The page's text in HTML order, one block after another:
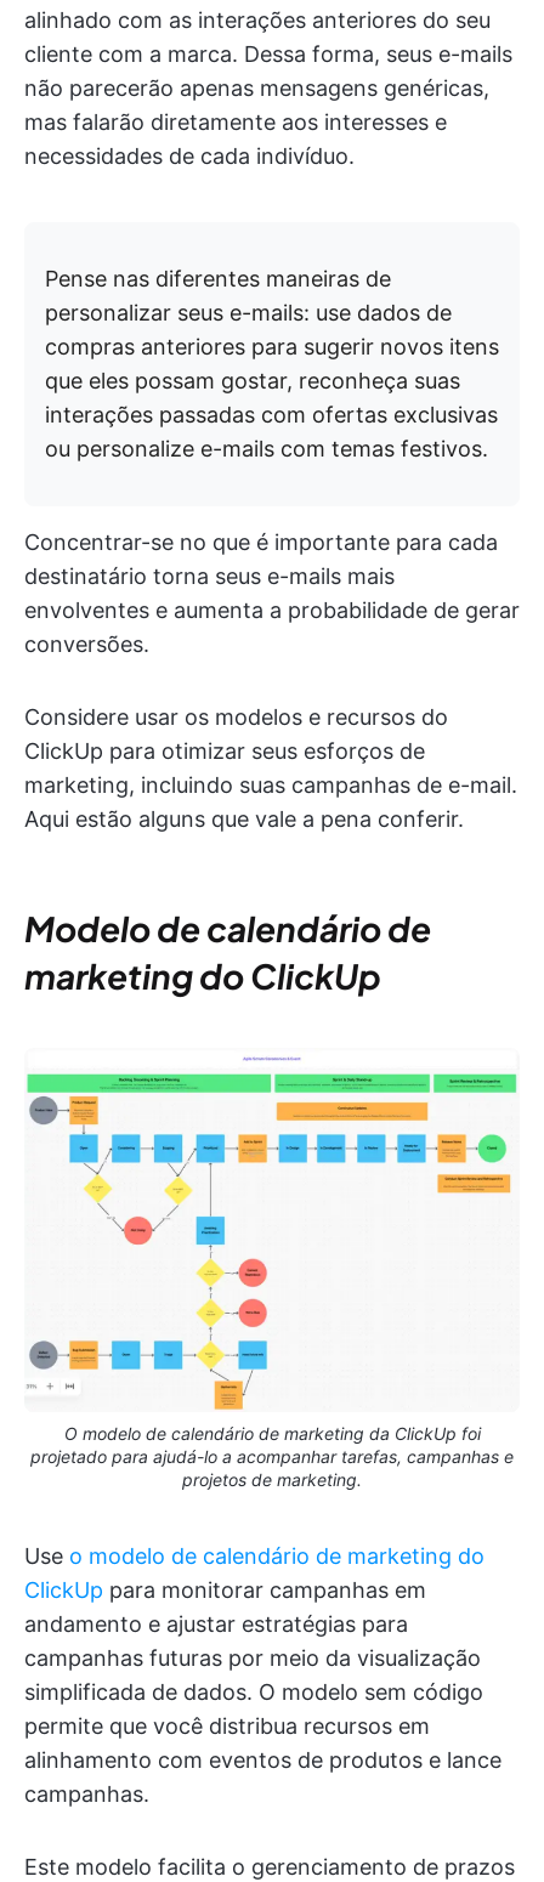
alinhado com as interações anteriores do seu
cliente com a marca. Dessa forma, seus e-mails
não parecerão apenas mensagens genéricas,
mas falarão diretamente aos interesses e
necessidades de cada indivíduo.
Pense nas diferentes maneiras de
personalizar seus e-mails: use dados de
compras anteriores para sugerir novos itens
que eles possam gostar, reconheça suas
interações passadas com ofertas exclusivas
ou personalize e-mails com temas festivos.
Concentrar-se no que é importante para cada
destinatário torna seus e-mails mais
envolventes e aumenta a probabilidade de gerar
conversões.
Considere usar os modelos e recursos do
ClickUp para otimizar seus esforços de
marketing, incluindo suas campanhas de e-mail.
Aqui estão alguns que vale a pena conferir.
Modelo de calendário de
marketing do ClickUp
O modelo de calendário de marketing da ClickUp foi
projetado para ajudá-lo a acompanhar tarefas, campanhas e
projetos de marketing.
Use o modelo de calendário de marketing do
ClickUp para monitorar campanhas em
andamento e ajustar estratégias para
campanhas futuras por meio da visualização
simplificada de dados. O modelo sem código
permite que você distribua recursos em
alinhamento com eventos de produtos e lance
campanhas.
Este modelo facilita o gerenciamento de prazos